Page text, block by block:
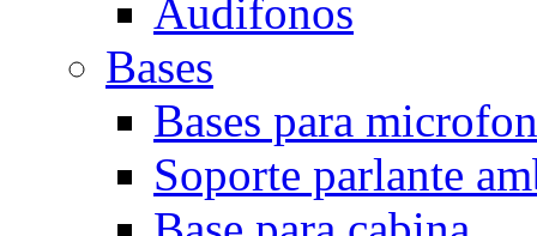
Audifonos
Bases
Bases para
Soporte parlante